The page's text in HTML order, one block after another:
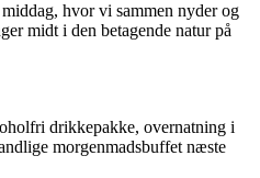
hvor vi sammen nyder og
midt i den betagende natur på
drikkepakke, overnatning i
morgenmadsbuffet næste